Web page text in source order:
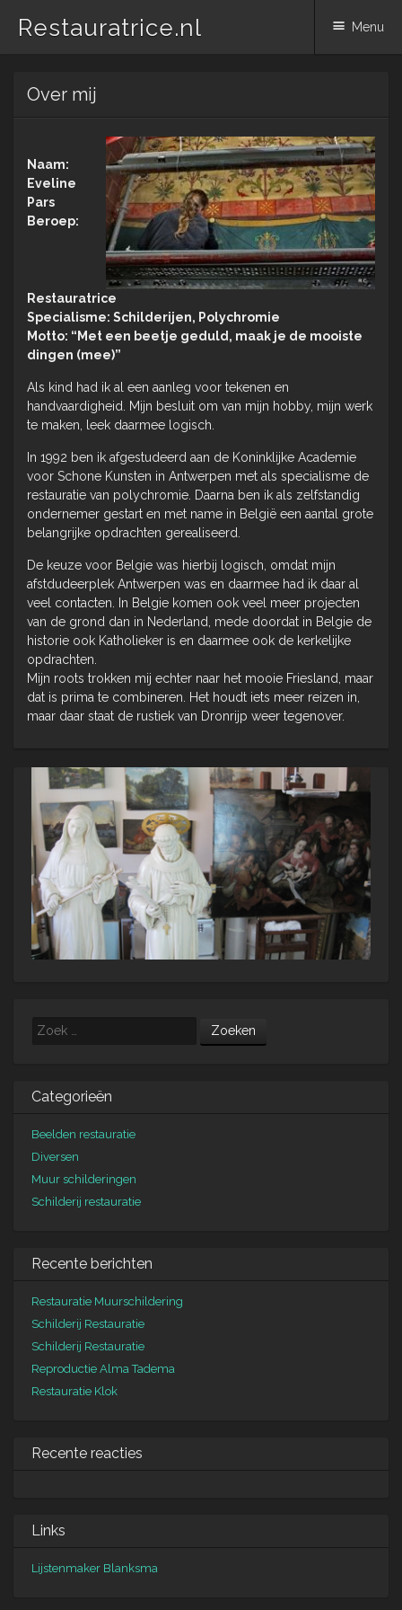
Restauratrice.nl Menu
naar
inhoud
Over mij
Naam:
Eveline
Pars
Beroep:
Restauratrice
Specialisme: Schilderijen, Polychromie
Motto: “Met een beetje geduld, maak je de mooiste
dingen (mee)”
Als kind had ik al een aanleg voor tekenen en
handvaardigheid. Mijn besluit om van mijn hobby, mijn werk
te maken, leek daarmee logisch.
In 1992 ben ik afgestudeerd aan de Koninklijke Academie
voor Schone Kunsten in Antwerpen met als specialisme de
restauratie van polychromie. Daarna ben ik als zelfstandig
ondernemer gestart en met name in België een aantal grote
belangrijke opdrachten gerealiseerd.
De keuze voor Belgie was hierbij logisch, omdat mijn
afstdudeerplek Antwerpen was en daarmee had ik daar al
veel contacten. In Belgie komen ook veel meer projecten
van de grond dan in Nederland, mede doordat in Belgie de
historie ook Katholieker is en daarmee ook de kerkelijke
opdrachten.
Mijn roots trokken mij echter naar het mooie Friesland, maar
dat is prima te combineren. Het houdt iets meer reizen in,
maar daar staat de rustiek van Dronrijp weer tegenover.
Zoeken
Categorieën
Beelden restauratie
Diversen
Muur schilderingen
Schilderij restauratie
Recente berichten
Restauratie Muurschildering
Schilderij Restauratie
Schilderij Restauratie
Reproductie Alma Tadema
Restauratie Klok
Recente reacties
Links
Lijstenmaker Blanksma